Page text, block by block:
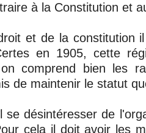
à la Constitution et
et de la constitution
en 1905, cette
comprend bien les
de maintenir le statut
se désintéresser de
cela il doit avoir les